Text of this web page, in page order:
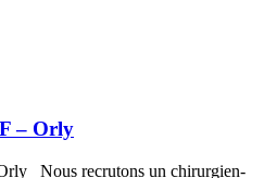
– Orly
Nous recrutons un chirurgien-